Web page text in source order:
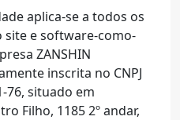
aplica-se a todos os
site e software-como-
ZANSHIN
inscrita no CNPJ
76, situado em
Filho, 1185 2º andar,